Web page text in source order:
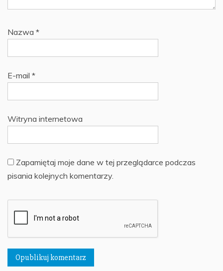
Nazwa *
E-mail *
Witryna internetowa
Zapamiętaj moje dane w tej przeglądarce podczas
pisania kolejnych komentarzy.